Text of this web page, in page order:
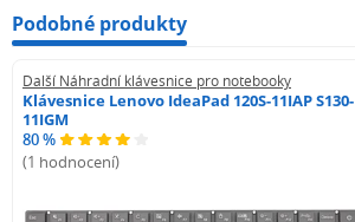
Podobné produkty
Další Náhradní klávesnice pro notebooky
Klávesnice Lenovo IdeaPad 120S-11IAP S130-
11IGM
80 %
(1 hodnocení)